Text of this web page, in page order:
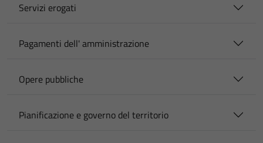
Servizi erogati
Pagamenti dell' amministrazione
Opere pubbliche
Pianificazione e governo del territorio